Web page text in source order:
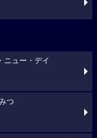
ニュー・デイ
つ